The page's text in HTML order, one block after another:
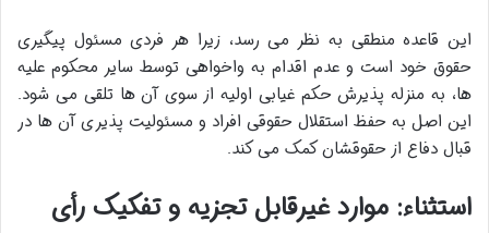
این قاعده منطقی به نظر می رسد، زیرا هر فردی مسئول پیگیری
حقوق خود است و عدم اقدام به واخواهی توسط سایر محکوم علیه
ها، به منزله پذیرش حکم غیابی اولیه از سوی آن ها تلقی می شود.
این اصل به حفظ استقلال حقوقی افراد و مسئولیت پذیری آن ها در
قبال دفاع از حقوقشان کمک می کند.
استثناء: موارد غیرقابل تجزیه و تفکیک رأی